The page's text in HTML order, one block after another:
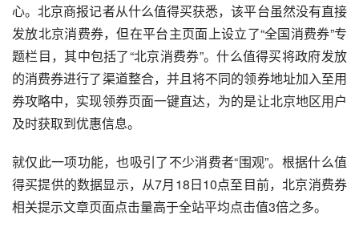
心。北京商报记者从什么值得买获悉，该平台虽然没有直接
发放北京消费券，但在平台主页面上设立了“全国消费券”专
题栏目，其中包括了“北京消费券”。什么值得买将政府发放
的消费券进行了渠道整合，并且将不同的领券地址加入至用
券攻略中，实现领券页面一键直达，为的是让北京地区用户
及时获取到优惠信息。
就仅此一项功能，也吸引了不少消费者“围观”。根据什么值
得买提供的数据显示，从7月18日10点至目前，北京消费券
相关提示文章页面点击量高于全站平均点击值3倍之多。